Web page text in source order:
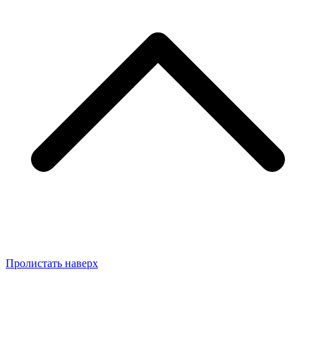
Пролистать наверх